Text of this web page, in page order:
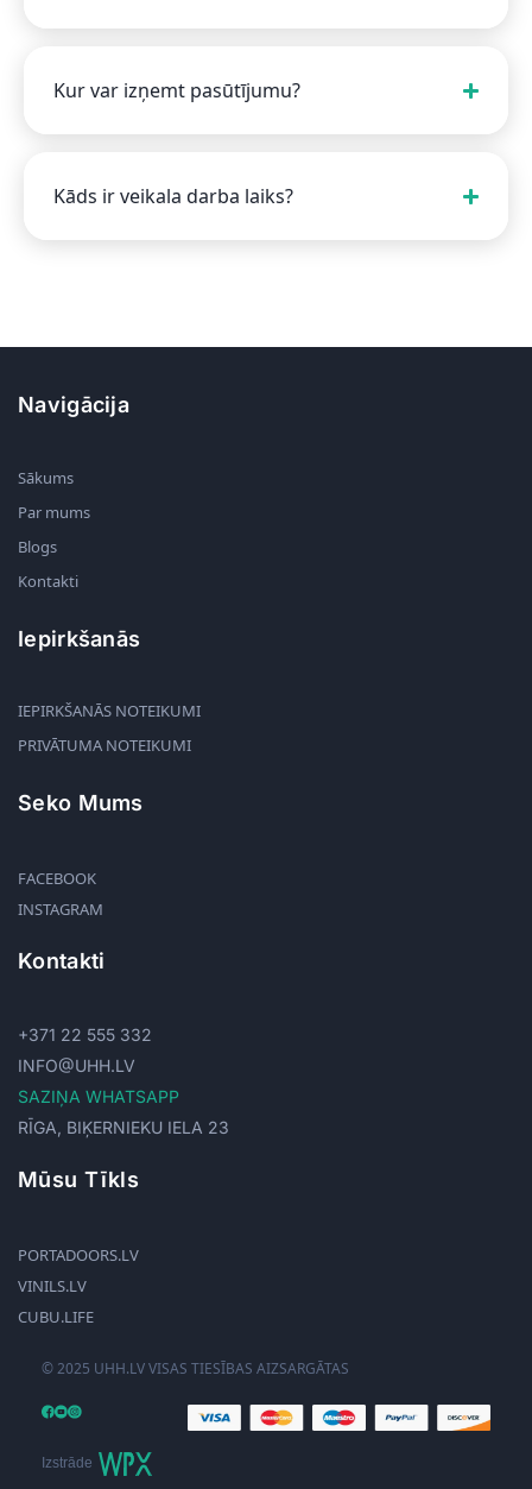
Kur var izņemt pasūtījumu?
Kāds ir veikala darba laiks?
Navigācija
Sākums
Par mums
Blogs
Kontakti
Iepirkšanās
IEPIRKŠANĀS NOTEIKUMI
PRIVĀTUMA NOTEIKUMI
Seko Mums
FACEBOOK
INSTAGRAM
Kontakti
+371 22 555 332
INFO@UHH.LV
SAZIŅA WHATSAPP
RĪGA, BIĶERNIEKU IELA 23
Mūsu Tīkls
PORTADOORS.LV
VINILS.LV
CUBU.LIFE
© 2025 UHH.LV VISAS TIESĪBAS AIZSARGĀTAS
Izstrāde